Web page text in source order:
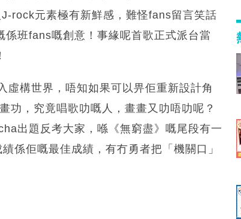
rock元素極有新鮮感，難怪fans留言笑話
班fans嘅創意！事緣呢首歌正式派台當
構世界，唔知如果可以畀佢重新設計角
功，究竟唱歌叻嘅人，畫畫又叻唔叻呢？
出題反考大家，喺《無窮盡》嘅尾段有一
係佢嘅最佳成績，有冇勇者把「機關口」